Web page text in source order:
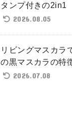
タンプ付きの2in1
2026.08.05
リビングマスカラ
の黒マスカラの特
2026.07.08